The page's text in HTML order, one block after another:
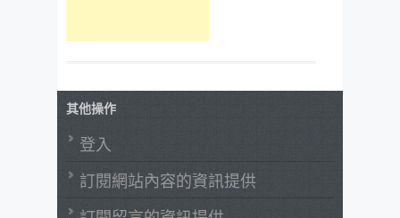
其他操作
登入
訂閱網站內容的資訊提供